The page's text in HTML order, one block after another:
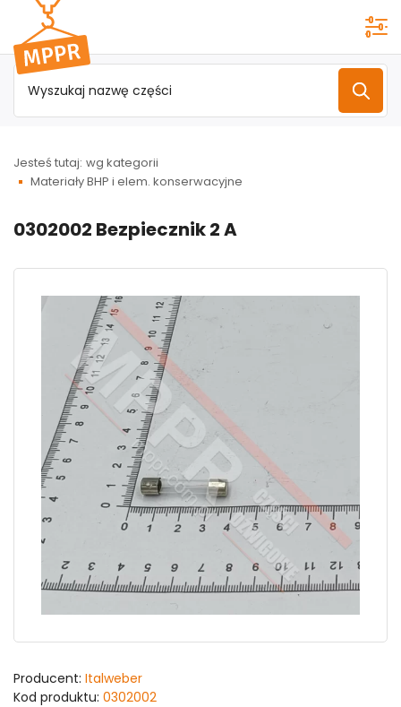
Przejdź do
menu
głównego
Jesteś tutaj: wg kategorii
Materiały BHP i elem. konserwacyjne
0302002 Bezpiecznik 2 A
Producent: Italweber
Kod produktu: 0302002